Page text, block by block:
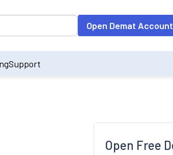
Open Demat Account
Support
Open Free